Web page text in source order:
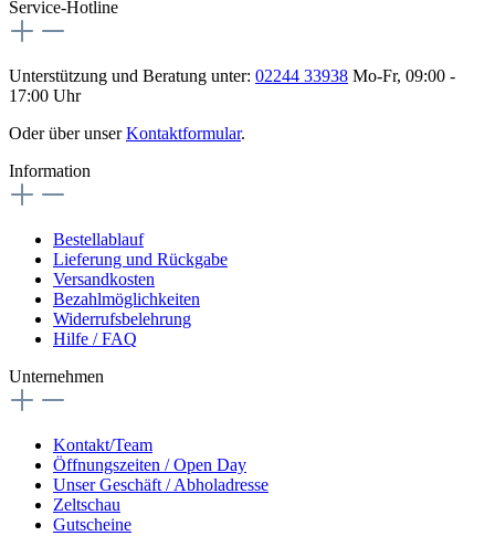
Service-Hotline
Unterstützung und Beratung unter: 02244 33938 Mo-Fr, 09:00 -
17:00 Uhr
Oder über unserKontaktformular.
Information
Bestellablauf
Lieferung und Rückgabe
Versandkosten
Bezahlmöglichkeiten
Widerrufsbelehrung
Hilfe / FAQ
Unternehmen
Kontakt/Team
Öffnungszeiten / Open Day
Unser Geschäft / Abholadresse
Zeltschau
Gutscheine